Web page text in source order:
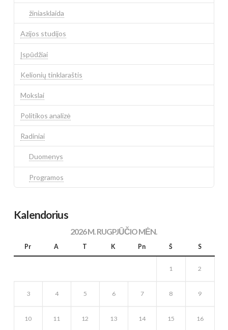
žiniasklaida
Azijos studijos
Įspūdžiai
Kelionių tinklaraštis
Mokslai
Politikos analizė
Radiniai
Duomenys
Programos
Kalendorius
2026 M. RUGPJŪČIO MĖN.
Pr A T K Pn Š S
1 2
3 4 5 6 7 8 9
10 11 12 13 14 15 16